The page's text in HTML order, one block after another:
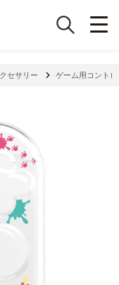
セサリー ゲーム用コント